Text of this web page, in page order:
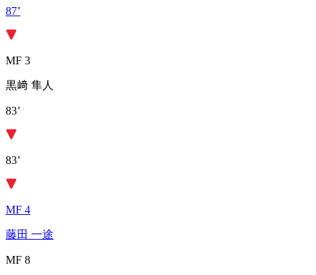
87’
MF 3
黒﨑 隼人
83’
83’
MF 4
藤田 一途
MF 8